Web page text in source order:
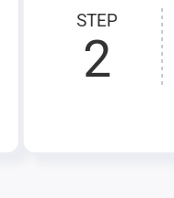
STEP
2